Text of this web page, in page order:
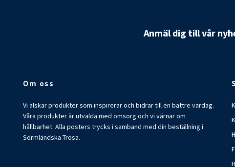
Anmäl dig till vår
Om oss
Vi älskar produkter som inspirerar och bidrar till en bättre vardag.
Våra produkter är utvalda med omsorg och vi värnar om
hållbarhet. Alla posters trycks i samband med din beställning i
Sörmländska Trosa.